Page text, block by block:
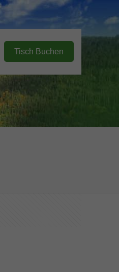
Tisch Buchen